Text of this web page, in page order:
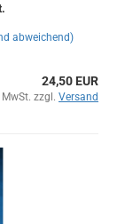
abweichend)
24,50 EUR
zzgl. Versand